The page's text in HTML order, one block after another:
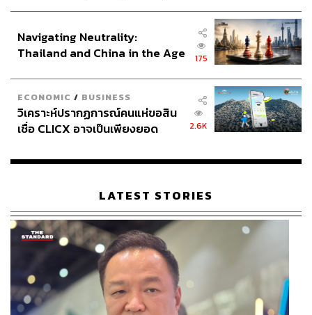
Navigating Neutrality:
Thailand and China in the Age
175
ECONOMIC / BUSINESS
วิเคราะห์ปรากฏการณ์คนแห่ขอสิน
เชื่อ CLICX อาจเป็นเพียงยอด
เรือนไทยที่ถูกซุกไว้
2.6K
LATEST STORIES